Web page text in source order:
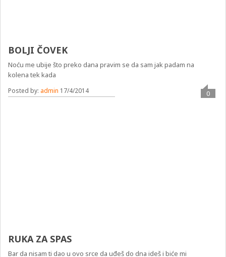
BOLJI ČOVEK
Noću me ubije što preko dana pravim se da sam jak padam na
kolena tek kada
Posted by: admin 17/4/2014 0
RUKA ZA SPAS
Bar da nisam ti dao u ovo srce da uđeš do dna ideš i biće mi